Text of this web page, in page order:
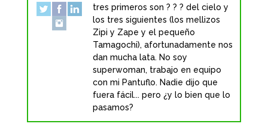
tres primeros son ? ? ? del cielo y
los tres siguientes (los mellizos
Zipi y Zape y el pequeño
Tamagochi), afortunadamente nos
dan mucha lata. No soy
superwoman, trabajo en equipo
con mi Pantuflo. Nadie dijo que
fuera fácil... pero ¿y lo bien que lo
pasamos?